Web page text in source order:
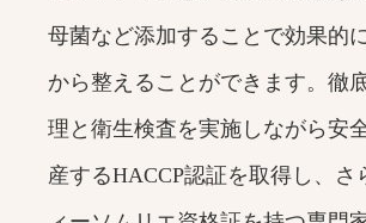
母菌など添加することで効果的
から整えることができます。徹
理と衛生検査を実施しながら安
産するHACCP認証を取得し、さ